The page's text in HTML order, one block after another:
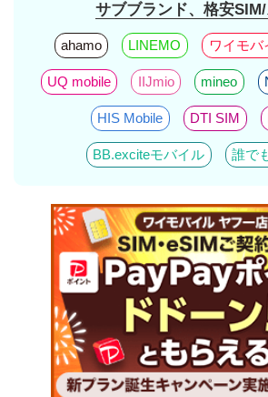
サブブランド、格安
ahamo LINEMO ワイモバ
UQ mobile IIJmio mineo
HIS Mobile DTI SIM
BB.exciteモバイル 誰で